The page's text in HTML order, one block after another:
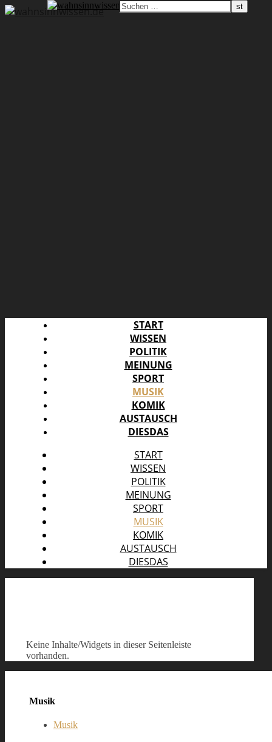
START
WISSEN
POLITIK
MEINUNG
SPORT
MUSIK
KOMIK
AUSTAUSCH
DIESDAS
START
WISSEN
POLITIK
MEINUNG
SPORT
MUSIK
KOMIK
AUSTAUSCH
DIESDAS
Keine Inhalte/Widgets in dieser Seitenleiste
vorhanden.
Musik
Musik